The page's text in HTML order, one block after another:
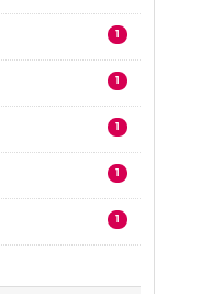
1
1
1
1
1